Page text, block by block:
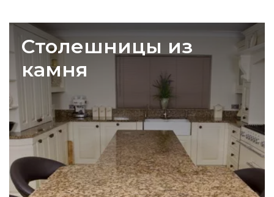
Столешницы из
камня